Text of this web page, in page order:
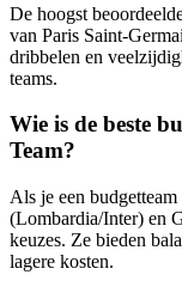
De hoogst
van Paris Saint-
dribbelen en
teams.
Wie is de beste
Team?
Als je een
(Lombardia/Inter) en
keuzes. Ze bieden
lagere kosten.